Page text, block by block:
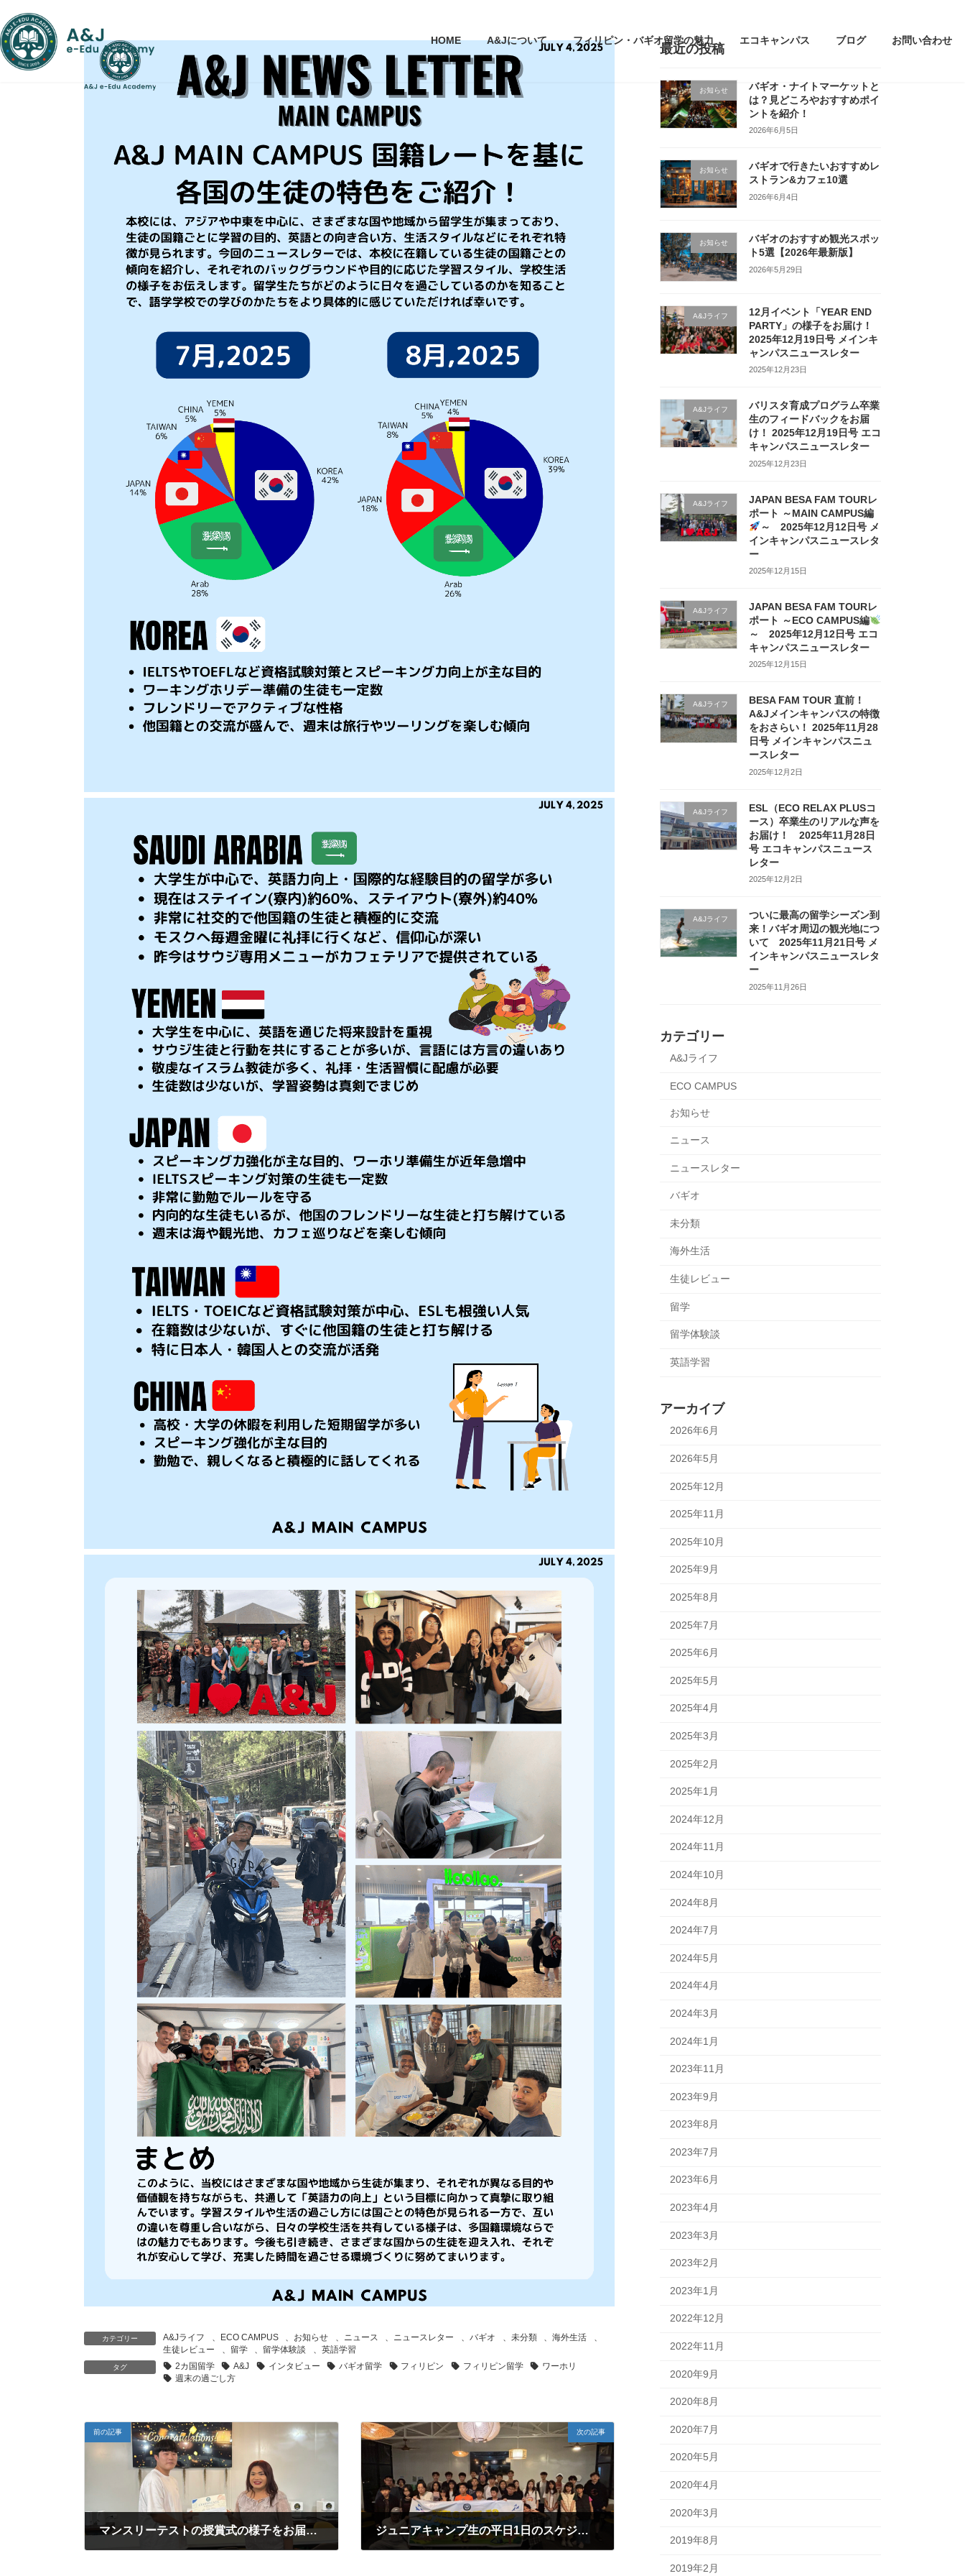
ン
テ
ン
ツ
ビ
ゲ
ー
シ
HOME A&Jについて フィリピン・バギオ留学の魅力 エコキャンパス ブログ お問い合わせ
カテゴリー A&Jライフ 、 ECO CAMPUS 、 お知らせ 、 ニュース 、 ニュースレター 、 バギオ 、 未分類 、海外生活
、
生徒レビュー
、 留学 、 留学体験談 、 英語学習
タグ 2カ国留学 A&J インタビュー バギオ留学 フィリピン フィリピン留学
ワーホリ
週末の過ごし方
前の記事
マンスリーテストの授賞式の様子をお届け！ 2025年7月4日号 エコキャンパスニュースレター
次の記事
ジュニアキャンプ生の平日1日のスケジュールをご紹介！ 2025年7月11日号 エコキャンパスニュースレター
最近の投稿
お知らせ
バギオ・ナイトマーケットと
は？見どころやおすすめポイ
ントを紹介！
2026年6月5日
お知らせ
バギオで行きたいおすすめレ
ストラン&カフェ10選
2026年6月4日
お知らせ
バギオのおすすめ観光スポッ
ト5選【2026年最新版】
2026年5月29日
A&Jライフ
12月イベント「YEAR END
PARTY」の様子をお届け！
2025年12月19日号 メインキ
ャンパスニュースレター
2025年12月23日
A&Jライフ
バリスタ育成プログラム卒業
生のフィードバックをお届
け！ 2025年12月19日号 エコ
キャンパスニュースレター
2025年12月23日
A&Jライフ
JAPAN BESA FAM TOURレ
ポート ～MAIN CAMPUS編
～ 2025年12月12日号 メ
インキャンパスニュースレタ
ー
2025年12月15日
A&Jライフ
JAPAN BESA FAM TOURレ
ポート ～ECO CAMPUS編
～ 2025年12月12日号 エコ
キャンパスニュースレター
2025年12月15日
A&Jライフ
BESA FAM TOUR 直前！
A&Jメインキャンパスの特徴
をおさらい！ 2025年11月28
日号 メインキャンパスニュ
ースレター
2025年12月2日
A&Jライフ
ESL（ECO RELAX PLUSコ
ース）卒業生のリアルな声を
お届け！ 2025年11月28日
号 エコキャンパスニュース
レター
2025年12月2日
A&Jライフ
ついに最高の留学シーズン到
来！バギオ周辺の観光地につ
いて 2025年11月21日号 メ
インキャンパスニュースレタ
ー
2025年11月26日
カテゴリー
A&Jライフ
ECO CAMPUS
お知らせ
ニュース
ニュースレター
バギオ
未分類
海外生活
生徒レビュー
留学
留学体験談
英語学習
アーカイブ
2026年6月
2026年5月
2025年12月
2025年11月
2025年10月
2025年9月
2025年8月
2025年7月
2025年6月
2025年5月
2025年4月
2025年3月
2025年2月
2025年1月
2024年12月
2024年11月
2024年10月
2024年8月
2024年7月
2024年5月
2024年4月
2024年3月
2024年1月
2023年11月
2023年9月
2023年8月
2023年7月
2023年6月
2023年4月
2023年3月
2023年2月
2023年1月
2022年12月
2022年11月
2020年9月
2020年8月
2020年7月
2020年5月
2020年4月
2020年3月
2019年8月
2019年2月